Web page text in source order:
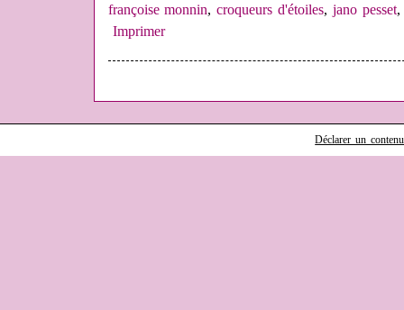
françoise monnin,croqueurs d'étoiles, jano pesset
Imprimer
Déclarer un